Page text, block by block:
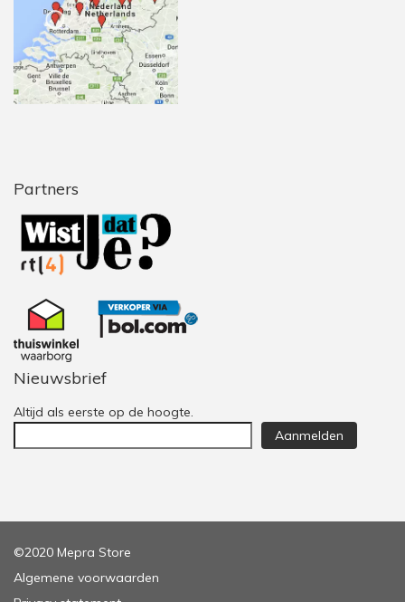
Partners
Nieuwsbrief
Altijd als eerste op de hoogte.
Aanmelden
©2020 Mepra Store
Algemene voorwaarden